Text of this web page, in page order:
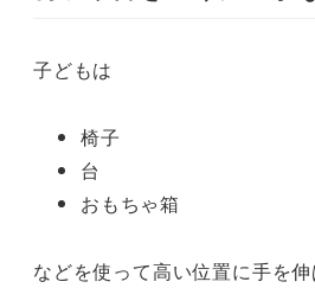
子どもは
椅子
台
おもちゃ箱
などを使って高い位置に手を